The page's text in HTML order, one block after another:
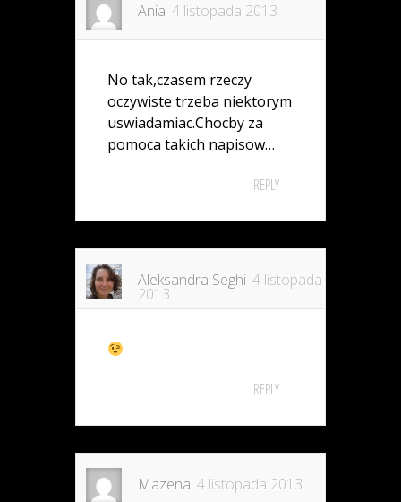
Ania 4 listopada 2013
No tak,czasem rzeczy
oczywiste trzeba niektorym
uswiadamiac.Chocby za
pomoca takich napisow…
REPLY
Aleksandra Seghi 4 listopada
2013
REPLY
Mazena 4 listopada 2013